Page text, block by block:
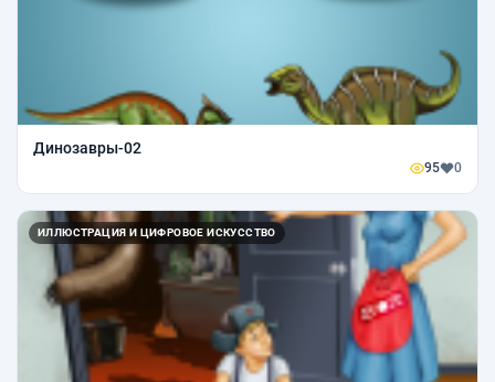
Динозавры-02
95 0
ИЛЛЮСТРАЦИЯ И ЦИФРОВОЕ ИСКУССТВО